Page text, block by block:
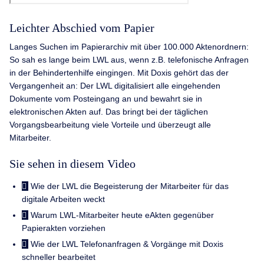
Leichter Abschied vom Papier
Langes Suchen im Papierarchiv mit über 100.000 Aktenordnern:
So sah es lange beim LWL aus, wenn z.B. telefonische Anfragen
in der Behindertenhilfe eingingen. Mit Doxis gehört das der
Vergangenheit an: Der LWL digitalisiert alle eingehenden
Dokumente vom Posteingang an und bewahrt sie in
elektronischen Akten auf. Das bringt bei der täglichen
Vorgangsbearbeitung viele Vorteile und überzeugt alle
Mitarbeiter.
Sie sehen in diesem Video
Wie der LWL die Begeisterung der Mitarbeiter für das
digitale Arbeiten weckt
Warum LWL-Mitarbeiter heute eAkten gegenüber
Papierakten vorziehen
Wie der LWL Telefonanfragen & Vorgänge mit Doxis
schneller bearbeitet